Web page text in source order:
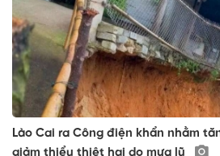
Lào Cai ra Công điện khẩn nhằm
giảm thiểu thiệt hại do mưa lũ